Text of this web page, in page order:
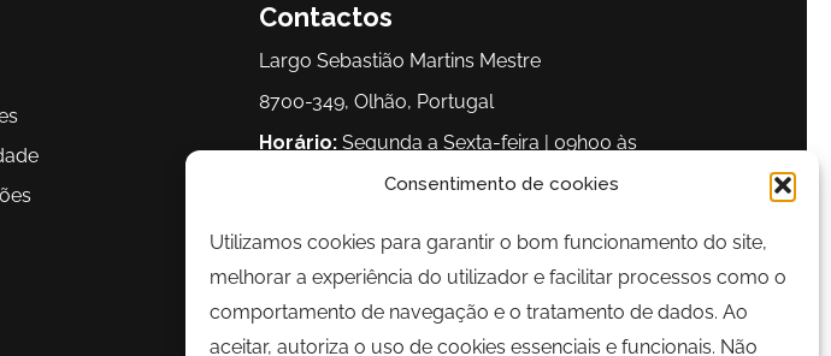
Consentimento de cookies
Utilizamos cookies para garantir o bom funcionamento do site,
melhorar a experiência do utilizador e facilitar processos como o
comportamento de navegação e o tratamento de dados. Ao
aceitar, autoriza o uso de cookies essenciais e funcionais. Não
Contactos
Largo Sebastião Martins Mestre
8700-349, Olhão, Portugal
Horário:Segunda a Sexta-feira | 09h00 às
Telefone:289 700 120